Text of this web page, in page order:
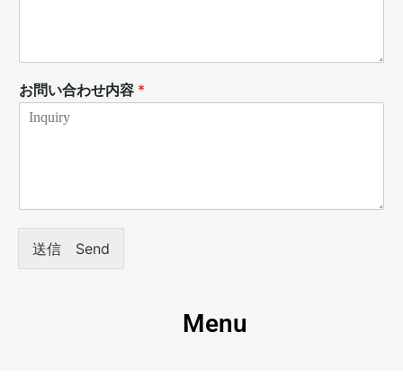
お問い合わせ内容 *
送信 Send
Menu